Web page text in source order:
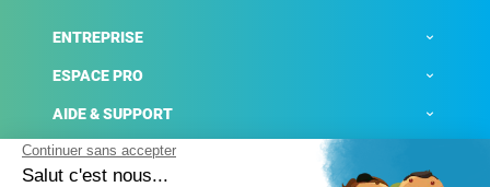
ENTREPRISE
ESPACE PRO
AIDE & SUPPORT
ACTUALITÉS